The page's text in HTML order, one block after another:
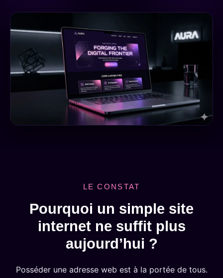
LE CONSTAT
Pourquoi un simple site
internet ne suffit plus
aujourd’hui ?
Posséder une adresse web est à la portée de tous.